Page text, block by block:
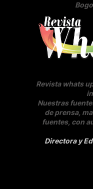
Revista whats
Nuestras
de prensa,
fuentes, con
Directora y